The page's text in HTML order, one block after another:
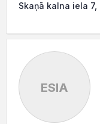
Skaņā kalna iela
ESIA